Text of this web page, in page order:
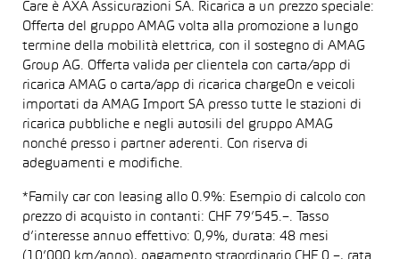
Care è AXA Assicurazioni SA. Ricarica a un prezzo speciale:
Offerta del gruppo AMAG volta alla promozione a lungo
termine della mobilità elettrica, con il sostegno di AMAG
Group AG. Offerta valida per clientela con carta/app di
ricarica AMAG o carta/app di ricarica chargeOn e veicoli
importati da AMAG Import SA presso tutte le stazioni di
ricarica pubbliche e negli autosili del gruppo AMAG
nonché presso i partner aderenti. Con riserva di
adeguamenti e modifiche.
*Family car con leasing allo 0.9%: Esempio di calcolo con
prezzo di acquisto in contanti: CHF 79’545.–. Tasso
d’interesse annuo effettivo: 0,9%, durata: 48 mesi
(10’000 km/anno), pagamento straordinario CHF 0.–, rata